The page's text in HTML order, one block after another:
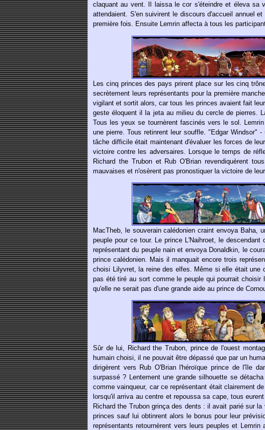
claquant au vent. Il laissa le cor s'éteindre et éleva sa
attendaient. S'en suivirent le discours d'accueil annuel
première fois. Ensuite Lemrin affecta à tous les
Les cinq princes des pays prirent place sur les cinq
secrètement leurs représentants pour la première
vigilant et sortit alors, car tous les princes avaient fait
geste éloquent il la jeta au milieu du cercle de pierres.
Tous les yeux se tournèrent fascinés vers le sol.
une pierre. Tous retinrent leur souffle. "Edgar Windsor"
tâche difficile était maintenant d'évaluer les forces de
victoire contre les adversaires. Lorsque le temps de
Richard the Trubon et Rub O'Brian revendiquèrent
mauvaises et n'osèrent pas pronostiquer la victoire de
MacTheb, le souverain calédonien craint envoya
peuple pour ce tour. Le prince L'Naihroet, le
représentant du peuple nain et envoya Donaldkin, le
prince calédonien. Mais il manquait encore trois
choisi Lilyvret, la reine des elfes. Même si elle était une
pas été tiré au sort comme le peuple qui pourrait
qu'elle ne serait pas d'une grande aide au prince de
Sûr de lui, Richard the Trubon, prince de l'ouest
humain choisi, il ne pouvait être dépassé que par un
dirigèrent vers Rub O'Brian l'héroïque prince de l'île
surpassé ? Lentement une grande silhouette se
comme vainqueur, car ce représentant était clairement
lorsqu'il arriva au centre et repoussa sa cape, tous
Richard the Trubon grinça des dents : il avait parié sur
princes sauf lui obtinrent alors le bonus pour leur
représentants retournèrent vers leurs peuples et